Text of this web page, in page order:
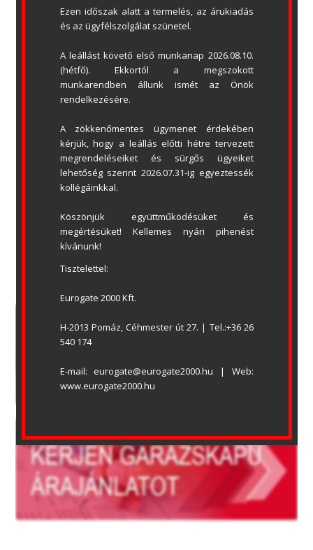
Ecotec
EcoTec garázskapu
meghajtások
1 file(s) 778.67 KB
LETÖLTÉS
Ezen időszak alatt a termelés, az árukiadás
és az ügyfélszolgálat szünetel.
A leállást követő első munkanap 2026.08.10.
(hétfő). Ekkortól a megszokott
munkarendben állunk ismét az Önök
rendelkezésére.
A zökkenőmentes ügymenet érdekében
kérjük, hogy a leállás előtti hétre tervezett
megrendeléseiket és sürgős ügyeiket
lehetőség szerint 2026.07.31-ig egyeztessék
kollégáinkkal.
Köszönjük együttműködésüket és
megértésüket! Kellemes nyári pihenést
kívánunk!
Tisztelettel:
Eurogate 2000 Kft.
H-2013 Pomáz, Céhmester út 27. | Tel.:+36 26
540 174
E-mail: eurogate@eurogate2000.hu | Web:
www.eurogate2000.hu